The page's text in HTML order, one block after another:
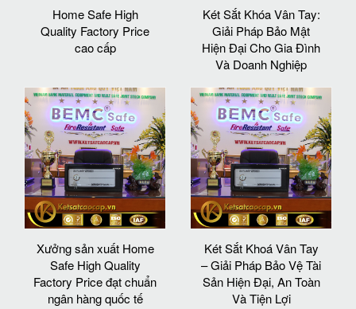
Home Safe High
Quality Factory Price
cao cấp
Két Sắt Khóa Vân Tay:
Giải Pháp Bảo Mật
Hiện Đại Cho Gia Đình
Và Doanh Nghiệp
Xưởng sản xuất Home
Safe High Quality
Factory Price đạt chuẩn
ngân hàng quốc tế
Két Sắt Khoá Vân Tay
– Giải Pháp Bảo Vệ Tài
Sản Hiện Đại, An Toàn
Và Tiện Lợi